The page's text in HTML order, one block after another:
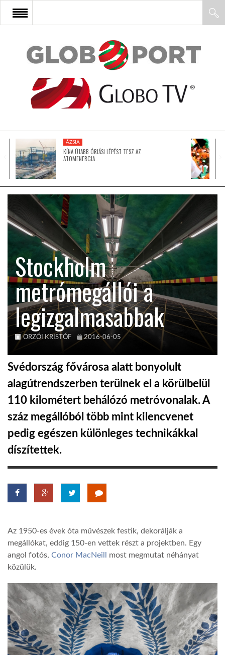
FŐOLDAL
AFRIKA
ÁZSIA
LATIN-AMERIKA
KÖZEL-KELET
AUSZTRÁLIA
A VILÁG ITTHON
MÉDIA
HÍR3D
GLOBOTV
AFRIKA TUDÁSTÁR
A NAP SZÉPE
LINKTR.EE
GLOBOZSARU
ÁZSIA
KÍNA ÚJABB ÓRIÁSI LÉPÉST TESZ AZ
ATOMENERGIA…
Stockholm
metrómegállói a
legizgalmasabbak
ORZÓI KRISTÓF 2016-06-05
Svédország fővárosa alatt bonyolult
alagútrendszerben terülnek el a körülbelül
110 kilométert behálózó metróvonalak. A
száz megállóból több mint kilencvenet
pedig egészen különleges technikákkal
díszítettek.
Az 1950-es évek óta művészek festik, dekorálják a
megállókat, eddig 150-en vettek részt a projektben. Egy
angol fotós, Conor MacNeill
most megmutat néhányat
közülük.